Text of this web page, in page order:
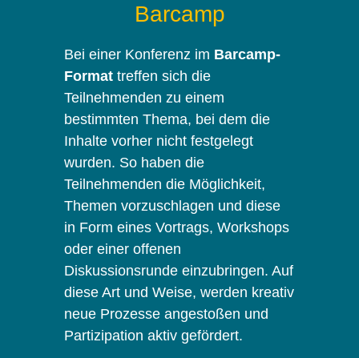
Barcamp
Bei einer Konferenz im Barcamp-
Format treffen sich die
Teilnehmenden zu einem
bestimmten Thema, bei dem die
Inhalte vorher nicht festgelegt
wurden. So haben die
Teilnehmenden die Möglichkeit,
Themen vorzuschlagen und diese
in Form eines Vortrags, Workshops
oder einer offenen
Diskussionsrunde einzubringen. Auf
diese Art und Weise, werden kreativ
neue Prozesse angestoßen und
Partizipation aktiv gefördert.